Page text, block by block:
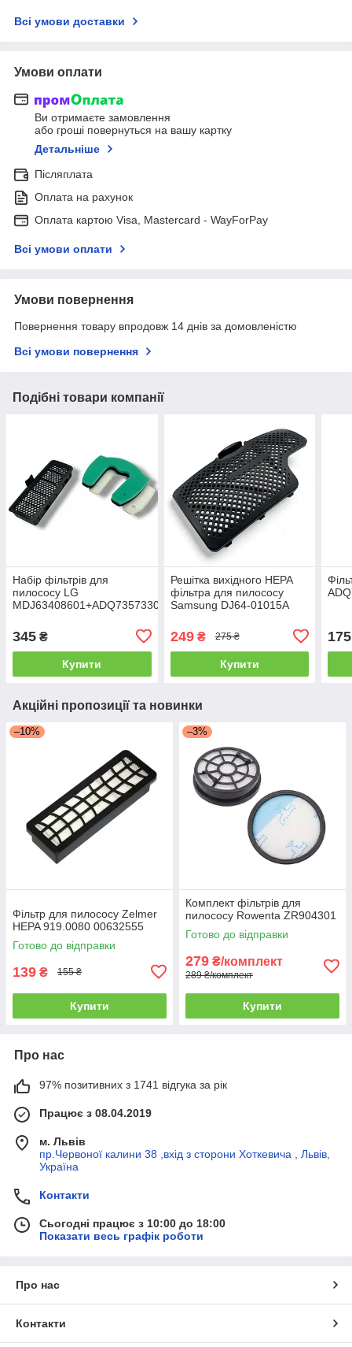
Всі умови доставки
Умови оплати
Ви отримаєте замовлення
або гроші повернуться на вашу картку
Детальніше
Післяплата
Оплата на рахунок
Оплата картою Visa, Mastercard - WayForPay
Всі умови оплати
Умови повернення
Повернення товару впродовж 14 днів за домовленістю
Всі умови повернення
Подібні товари компанії
Набір фільтрів для
пилососу LG
MDJ63408601+ADQ73573301
345 ₴
Купити
Решітка вихідного HEPA
фільтра для пилососу
Samsung DJ64-01015A
249₴ 275 ₴
Купити
175
Акційні пропозиції та новинки
–10%
Фільтр для пилососу Zelmer
HEPA 919.0080 00632555
Готово до відправки
139 ₴ 155 ₴
Купити
–3%
Комплект фільтрів для
пилососу Rowenta ZR904301
Готово до відправки
279 ₴/комплект
289 ₴/комплект
Купити
Про нас
97% позитивних з 1741 відгука за рік
Працює з 08.04.2019
м. Львів
пр.Червоної калини 38 ,вхід з сторони Хоткевича , Львів,
Україна
Контакти
Сьогодні працює з 10:00 до 18:00
Показати весь графік роботи
Про нас
Контакти